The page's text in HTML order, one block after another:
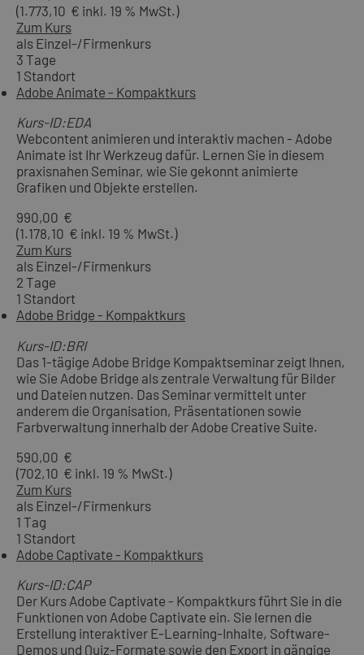
(1.773,10 € inkl. 19 % MwSt.)
Zum Kurs
als Einzel-/Firmenkurs
3 Tage
1 Standort
Adobe Animate - Kompaktkurs
Kurs-ID:EDA
Webcontent animieren und interaktiv machen - Adobe
Animate ist Ihr Werkzeug dafür. Lernen Sie in diesem
praxisnahen Seminar, wie Sie gekonnt animierte
Grafiken und Objekte erstellen.
990,00 €
(1.178,10 € inkl. 19 % MwSt.)
Zum Kurs
als Einzel-/Firmenkurs
2 Tage
1 Standort
Adobe Bridge - Kompaktkurs
Kurs-ID:BRI
Das 1-tägige Adobe Bridge Kompaktseminar zeigt Ihnen,
wie Sie Adobe Bridge als zentrale Verwaltung für Bilder
und Dateien nutzen. Das Seminar vermittelt unter
anderem die Organisation, Präsentationen sowie
Farbverwaltung innerhalb der Adobe Creative Suite.
590,00 €
(702,10 € inkl. 19 % MwSt.)
Zum Kurs
als Einzel-/Firmenkurs
1 Tag
1 Standort
Adobe Captivate - Kompaktkurs
Kurs-ID:CAP
Der Kurs Adobe Captivate - Kompaktkurs führt Sie in die
Funktionen von Adobe Captivate ein. Sie lernen die
Erstellung interaktiver E-Learning-Inhalte, Software-
Demos und Quiz-Formate sowie den Export in gängige